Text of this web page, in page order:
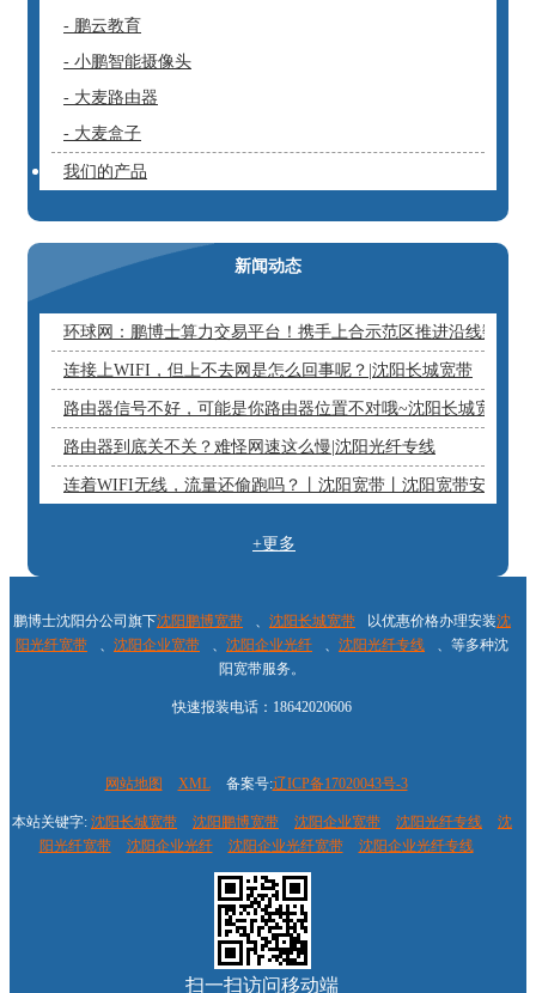
- 鹏云教育
- 小鹏智能摄像头
- 大麦路由器
- 大麦盒子
我们的产品
新闻动态
环球网：鹏博士算力交易平台！携手上合示范区推进沿线数字
连接上WIFI，但上不去网是怎么回事呢？|沈阳长城宽带
路由器信号不好，可能是你路由器位置不对哦~沈阳长城宽带
路由器到底关不关？难怪网速这么慢|沈阳光纤专线
连着WIFI无线，流量还偷跑吗？丨沈阳宽带丨沈阳宽带安装
+更多
鹏博士沈阳分公司旗下沈阳鹏博宽带 、 沈阳长城宽带 以优惠价格办理安装沈
阳光纤宽带
、 沈阳企业宽带 、 沈阳企业光纤 、 沈阳光纤专线
、等多种沈
阳宽带服务。
快速报装电话：18642020606
网站地图 XML 备案号:辽ICP备17020043号-3
本站关键字: 沈阳长城宽带 沈阳鹏博宽带 沈阳企业宽带 沈阳光纤专线
沈
阳光纤宽带
沈阳企业光纤 沈阳企业光纤宽带 沈阳企业光纤专线
扫一扫访问移动端